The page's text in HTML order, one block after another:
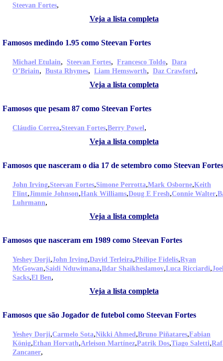
Steevan Fortes,
Veja a lista completa
Famosos medindo 1.95 como Steevan Fortes
Michael Etulain, Steevan Fortes, Francesco Toldo, Dara
O’Briain, Busta Rhymes, Liam Hemsworth, Daz Crawford,
Veja a lista completa
Famosos que pesam 87 como Steevan Fortes
Cláudio Correa,Steevan Fortes,Berry Powel,
Veja a lista completa
Famosos que nasceram o dia 17 de setembro como Steevan Fortes
John Irving,Steevan Fortes,Simone Perrotta,Mark Osborne,Keith
Flint,Jimmie Johnson,Hank Williams,Doug E Fresh,Connie Walter,
Luhrmann,
Veja a lista completa
Famosos que nasceram em 1989 como Steevan Fortes
Yeshey Dorji,John Irving,David Terleira,Philipe Fidelis,Ryan
McGowan,Saidi Nduwimana,Ildar Shaikheslamov,Luca Ricciardi,
Sacks,El Ben,
Veja a lista completa
Famosos que são Jogador de futebol como Steevan Fortes
Yeshey Dorji,Carmelo Sota,Nikki Ahmed,Bruno Piñatares,Fabian
König,Ethan Horvath,Arleison Martínez,Patrik Dos,Tiago Saletti,
Zancaner,